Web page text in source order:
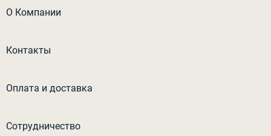
О Компании
Контакты
Оплата и доставка
Сотрудничество